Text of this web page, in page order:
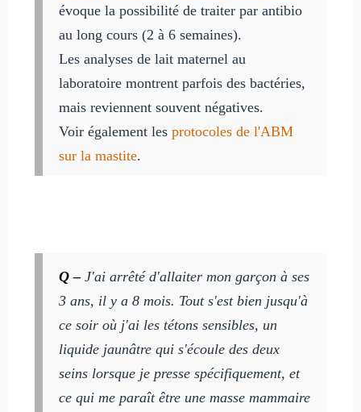
évoque la possibilité de traiter par antibio
au long cours (2 à 6 semaines).
Les analyses de lait maternel au
laboratoire montrent parfois des bactéries,
mais reviennent souvent négatives.
Voir également les protocoles de l'ABM
sur la mastite.
Q –J'ai arrêté d'allaiter mon garçon à ses
3 ans, il y a 8 mois. Tout s'est bien jusqu'à
ce soir où j'ai les tétons sensibles, un
liquide jaunâtre qui s'écoule des deux
seins lorsque je presse spécifiquement, et
ce qui me paraît être une masse mammaire